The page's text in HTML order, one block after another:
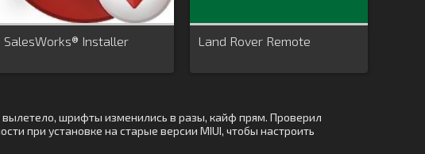
SalesWorks® Installer Land Rover Remote
вылетело, шрифты изменились в разы, кайф прям. Проверил
при установке на старые версии MIUI, чтобы настроить